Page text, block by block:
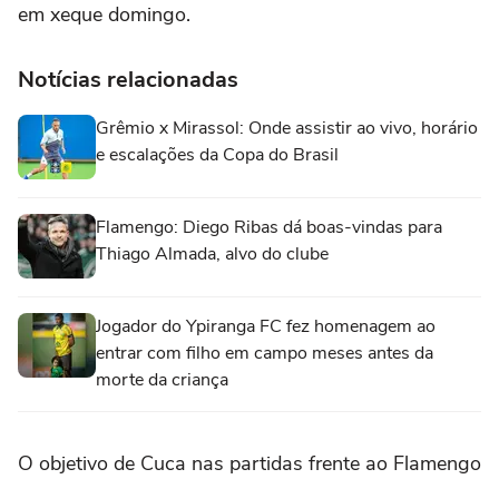
em xeque domingo.
Notícias relacionadas
Grêmio x Mirassol: Onde assistir ao vivo, horário
e escalações da Copa do Brasil
Flamengo: Diego Ribas dá boas-vindas para
Thiago Almada, alvo do clube
Jogador do Ypiranga FC fez homenagem ao
entrar com filho em campo meses antes da
morte da criança
O objetivo de Cuca nas partidas frente ao Flamengo